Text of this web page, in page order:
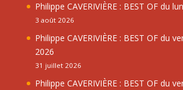
Philippe CAVERIVIÈRE : BEST OF du
3 août 2026
Philippe CAVERIVIÈRE : BEST OF du
2026
31 juillet 2026
Philippe CAVERIVIÈRE : BEST OF du